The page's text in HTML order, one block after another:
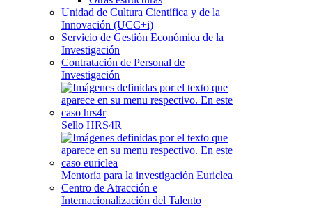
Unidad de Cultura Científica y de la
Innovación (UCC+i)
Servicio de Gestión Económica de la
Investigación
Contratación de Personal de
Investigación
Sello HRS4R
Mentoría para la investigación Euriclea
Centro de Atracción e
Internacionalización del Talento